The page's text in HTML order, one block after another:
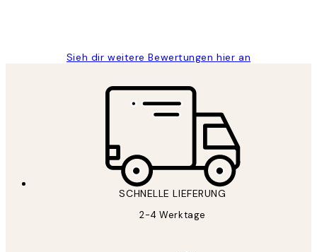
Sieh dir weitere Bewertungen hier an
SCHNELLE LIEFERUNG
2-4 Werktage